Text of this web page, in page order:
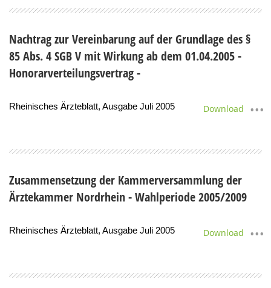
Nachtrag zur Vereinbarung auf der Grundlage des §
85 Abs. 4 SGB V mit Wirkung ab dem 01.04.2005 -
Honorarverteilungsvertrag -
Rheinisches Ärzteblatt, Ausgabe Juli 2005 Download
Zusammensetzung der Kammerversammlung der
Ärztekammer Nordrhein - Wahlperiode 2005/2009
Rheinisches Ärzteblatt, Ausgabe Juli 2005 Download